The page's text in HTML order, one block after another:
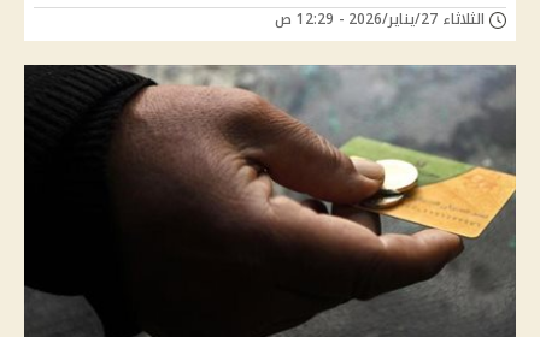
الثلاثاء 27/يناير/2026 - 12:29 ص